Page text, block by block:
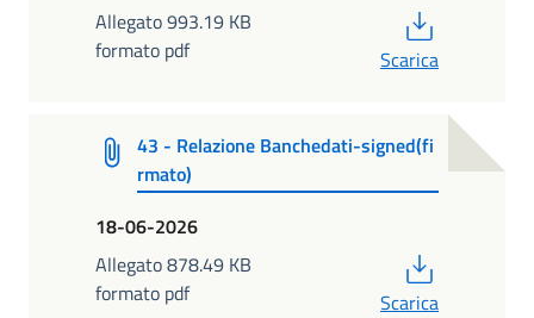
Allegato 993.19 KB
formato pdf
Scarica
43 - Relazione Banchedati-signed(fi
rmato)
18-06-2026
Allegato 878.49 KB
formato pdf
Scarica